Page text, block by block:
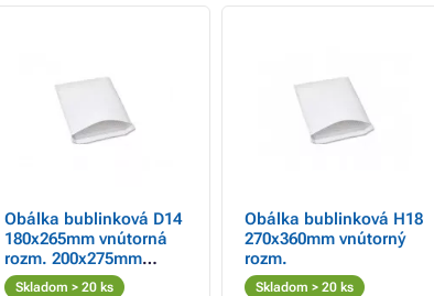
Obálka bublinková D14
180x265mm vnútorná
rozm. 200x275mm
vonkajší rozmer.
Skladom > 20 ks
Obálka bublinková H18
270x360mm vnútorný
rozm.
Skladom > 20 ks